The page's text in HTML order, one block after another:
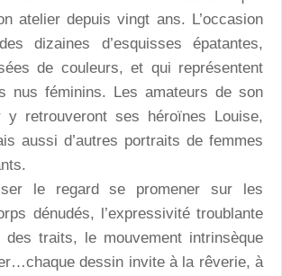
atelier depuis vingt ans. L’occasion
dizaines d’esquisses épatantes,
de couleurs, et qui représentent
nus féminins. Les amateurs de son
y retrouveront ses héroïnes Louise,
aussi d’autres portraits de femmes
le regard se promener sur les
dénudés, l’expressivité troublante
traits, le mouvement intrinsèque
dessin invite à la rêverie, à